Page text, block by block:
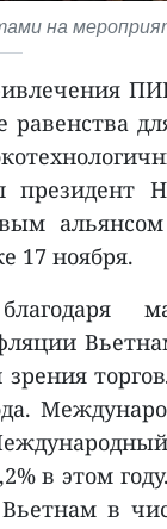
на
равенства
президент
17 ноября.
в этом
в